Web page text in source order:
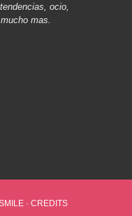
ocio,
mas.
· CREDITS